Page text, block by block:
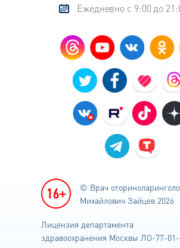
Ежедневно с 9:00 до
© Врач
Михайлович Зайцев 2026
Лицензия департамента
здравоохранения Москвы ЛО-77-01-